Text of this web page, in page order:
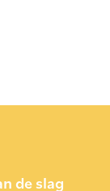
de slag